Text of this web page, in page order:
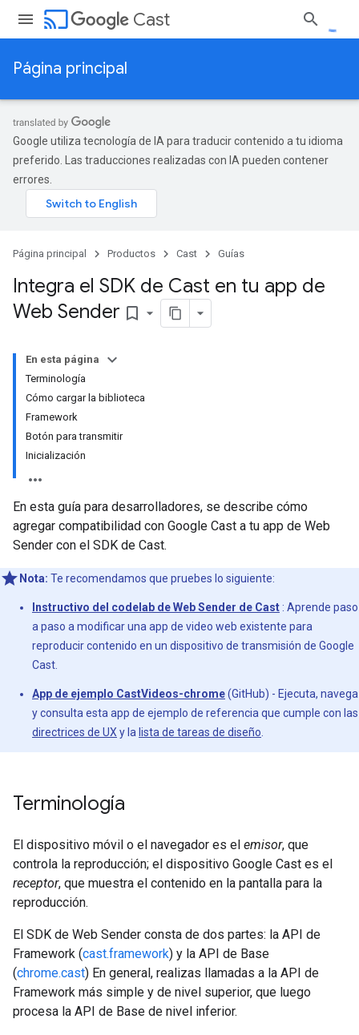
cast Cast
Página principal
Google utiliza tecnología de IA para traducir contenido a tu idioma
preferido. Las traducciones realizadas con IA pueden contener
errores.
Página principal Productos Cast Guías
Integra el SDK de Cast en tu app de
Web Sender bookmark_border
En esta página
Terminología
Cómo cargar la biblioteca
Framework
Botón para transmitir
Inicialización
En esta guía para desarrolladores, se describe cómo
agregar compatibilidad con Google Cast a tu app de Web
Sender con el SDK de Cast.
Nota: Te recomendamos que pruebes lo siguiente:
Instructivo del codelab de Web Sender de Cast : Aprende paso
a paso a modificar una app de video web existente para
reproducir contenido en un dispositivo de transmisión de Google
Cast.
App de ejemplo CastVideos-chrome(GitHub) - Ejecuta, navega
y consulta esta app de ejemplo de referencia que cumple con las
directrices de UX y la lista de tareas de diseño
Terminología
El dispositivo móvil o el navegador es el emisor, que
controla la reproducción; el dispositivo Google Cast es el
receptor, que muestra el contenido en la pantalla para la
reproducción.
El SDK de Web Sender consta de dos partes: la API de
Framework (cast.framework) y la API de Base
(chrome.cast) En general, realizas llamadas a la API de
Framework más simple y de nivel superior, que luego
procesa la API de Base de nivel inferior.